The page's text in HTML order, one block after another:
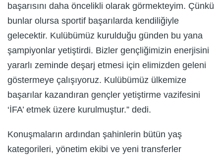
başarısını daha öncelikli olarak görmekteyim. Çünkü
bunlar olursa sportif başarılarda kendiliğiyle
gelecektir. Kulübümüz kurulduğu günden bu yana
şampiyonlar yetiştirdi. Bizler gençliğimizin enerjisini
yararlı zeminde deşarj etmesi için elimizden geleni
göstermeye çalışıyoruz. Kulübümüz ülkemize
başarılar kazandıran gençler yetiştirme vazifesini
‘İFA’ etmek üzere kurulmuştur.” dedi.
Konuşmaların ardından şahinlerin bütün yaş
kategorileri, yönetim ekibi ve yeni transferler